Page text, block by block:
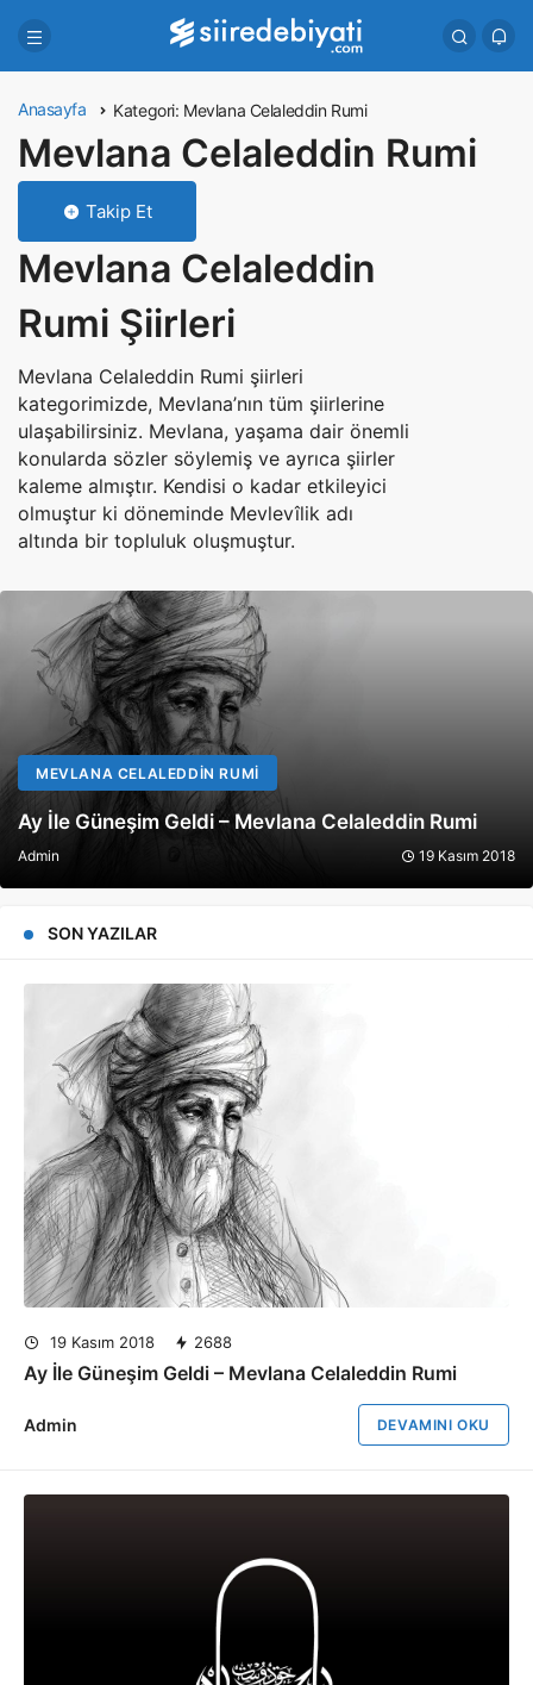
Anasayfa Kategori: Mevlana Celaleddin Rumi
Mevlana Celaleddin Rumi
Takip Et
Mevlana Celaleddin
Rumi Şiirleri
Mevlana Celaleddin Rumi şiirleri
kategorimizde, Mevlana’nın tüm şiirlerine
ulaşabilirsiniz. Mevlana, yaşama dair önemli
konularda sözler söylemiş ve ayrıca şiirler
kaleme almıştır. Kendisi o kadar etkileyici
olmuştur ki döneminde Mevlevîlik adı
altında bir topluluk oluşmuştur.
2018
MEVLANA CELALEDDIN RUMI
Demedim Mi ? – Mevlana Celaleddin Rumi
17
SON YAZILAR
19 Kasım 2018 2688
Ay İle Güneşim Geldi – Mevlana Celaleddin Rumi
Admin DEVAMINI OKU